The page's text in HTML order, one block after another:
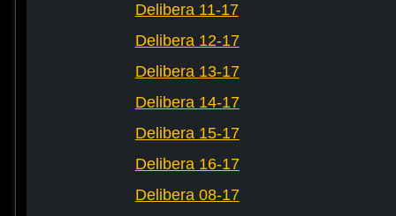
Delibera 11-17
Delibera 12-17
Delibera 13-17
Delibera 14-17
Delibera 15-17
Delibera 16-17
Delibera 08-17